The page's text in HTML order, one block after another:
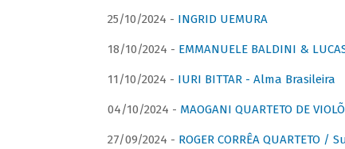
25/10/2024 - INGRID UEMURA
18/10/2024 - EMMANUELE BALDINI &
11/10/2024 - IURI BITTAR - Alma Brasileira
04/10/2024 - MAOGANI QUARTETO DE
27/09/2024 - ROGER CORRÊA QUARTETO /